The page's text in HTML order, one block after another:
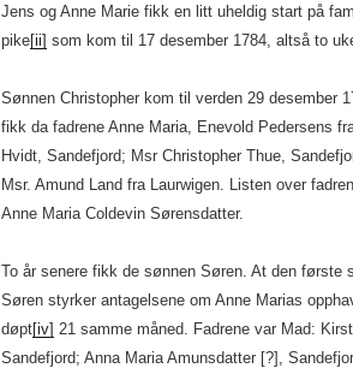
Jens og Anne Marie fikk en litt uheldig start på
pike[ii] som kom til 17 desember 1784, altså to
Sønnen Christopher kom til verden 29 desember
fikk da fadrene Anne Maria, Enevold Pedersens
Hvidt, Sandefjord; Msr Christopher Thue,
Msr. Amund Land fra Laurwigen. Listen over
Anne Maria Coldevin Sørensdatter.
To år senere fikk de sønnen Søren. At den første
Søren styrker antagelsene om Anne Marias
døpt[iv] 21 samme måned. Fadrene var Mad:
Sandefjord; Anna Maria Amunsdatter [?],